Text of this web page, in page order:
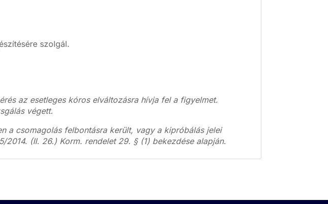
szolgál.
az esetleges kóros elváltozásra hívja fel a figyelmet.
végett.
a csomagolás felbontásra került, vagy a kipróbálás jelei
(II. 26.) Korm. rendelet 29. § (1) bekezdése alapján.